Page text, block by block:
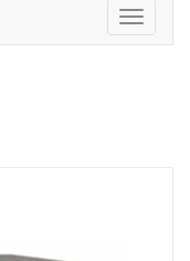
Toggle